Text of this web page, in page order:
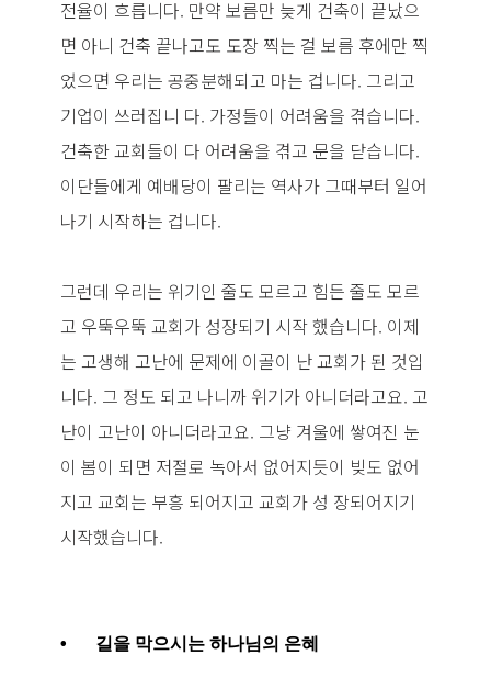
전율이 흐릅니다. 만약 보름만 늦게 건축이 끝났으
면 아니 건축 끝나고도 도장 찍는 걸 보름 후에만 찍
었으면 우리는 공중분해되고 마는 겁니다. 그리고
기업이 쓰러집니 다. 가정들이 어려움을 겪습니다.
건축한 교회들이 다 어려움을 겪고 문을 닫습니다.
이단들에게 예배당이 팔리는 역사가 그때부터 일어
나기 시작하는 겁니다.
그런데 우리는 위기인 줄도 모르고 힘든 줄도 모르
고 우뚝우뚝 교회가 성장되기 시작 했습니다. 이제
는 고생해 고난에 문제에 이골이 난 교회가 된 것입
니다. 그 정도 되고 나니까 위기가 아니더라고요. 고
난이 고난이 아니더라고요. 그냥 겨울에 쌓여진 눈
이 봄이 되면 저절로 녹아서 없어지듯이 빚도 없어
지고 교회는 부흥 되어지고 교회가 성 장되어지기
시작했습니다.
• 길을 막으시는 하나님의 은혜